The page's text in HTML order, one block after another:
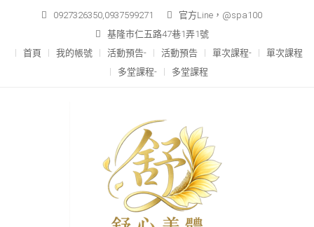
content
0927326350,0937599271
官方Line，@spa100
基隆市仁五路47巷1弄1號
首頁
我的帳號 活動預告- 活動預告 單次課程-
單次課程
多堂課程-
多堂課程